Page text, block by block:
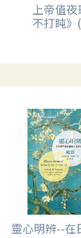
上帝值
不打盹
靈心明辨--在